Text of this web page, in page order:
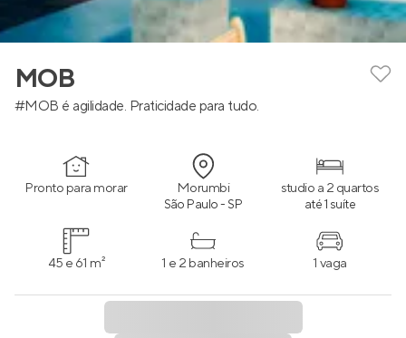
MOB
#MOB é agilidade. Praticidade para tudo.
Pronto para morar Morumbi
São Paulo - SP
studio a 2 quartos
até 1 suíte
45 e 61 m² 1 e 2 banheiros 1 vaga